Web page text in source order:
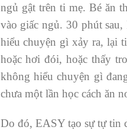
ngủ gật trên ti mẹ. Bé ăn
vào giấc ngủ. 30 phút
hiểu chuyện gì xảy ra, lại
hoặc hơi đói, hoặc thấy
không hiểu chuyện gì
chưa một lần học cách ăn
Do đó, EASY tạo sự tự tin